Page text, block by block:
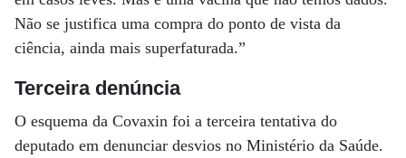
Não se justifica uma compra do ponto de vista da
ciência, ainda mais superfaturada.”
Terceira denúncia
O esquema da Covaxin foi a terceira tentativa do
deputado em denunciar desvios no Ministério da Saúde.